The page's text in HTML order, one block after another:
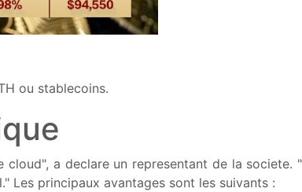
ou stablecoins.
a declare un representant de la
Les principaux avantages sont les suivants :